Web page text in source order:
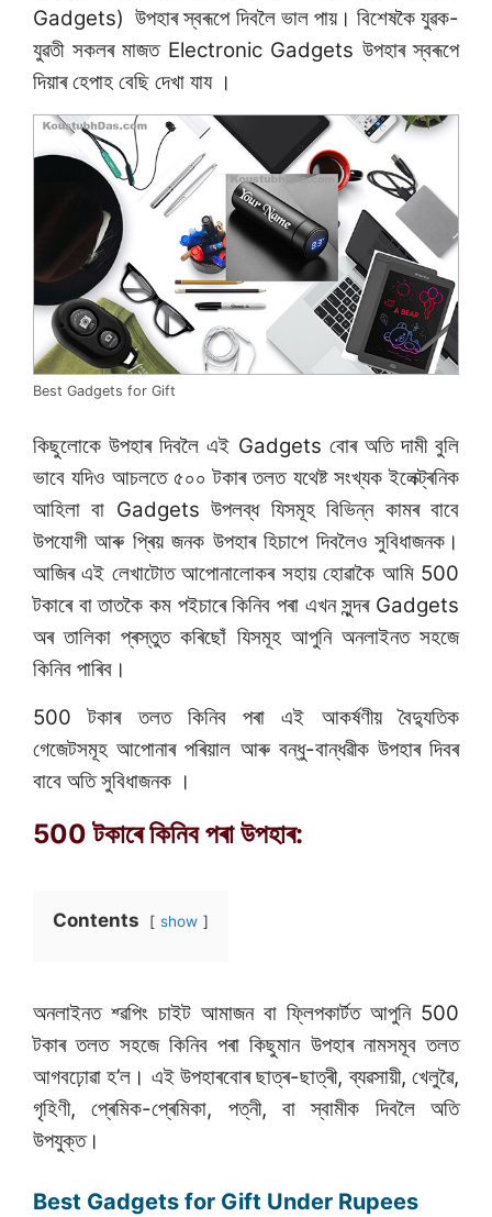
Gadgets) উপহাৰ স্বৰূপে দিবলৈ ভাল পায়। বিশেষকৈ যুৱক-
যুৱতী সকলৰ মাজত Electronic Gadgets উপহাৰ স্বৰূপে
দিয়াৰ হেপাহ বেছি দেখা যায ।
Best Gadgets for Gift
কিছুলোকে উপহাৰ দিবলৈ এই Gadgets বোৰ অতি দামী বুলি
ভাবে যদিও আচলতে ৫০০ টকাৰ তলত যথেষ্ট সংখ্যক ইলেক্ট্ৰনিক
আহিলা বা Gadgets উপলব্ধ যিসমূহ বিভিন্ন কামৰ বাবে
উপযোগী আৰু প্ৰিয় জনক উপহাৰ হিচাপে দিবলৈও সুবিধাজনক।
আজিৰ এই লেখাটোত আপোনালোকৰ সহায় হোৱাকৈ আমি 500
টকাৰে বা তাতকৈ কম পইচাৰে কিনিব পৰা এখন সুন্দৰ Gadgets
অৰ তালিকা প্ৰস্তুত কৰিছোঁ যিসমূহ আপুনি অনলাইনত সহজে
কিনিব পাৰিব।
500 টকাৰ তলত কিনিব পৰা এই আকৰ্ষণীয় বৈদ্যুতিক
গেজেটসমূহ আপোনাৰ পৰিয়াল আৰু বন্ধু-বান্ধৱীক উপহাৰ দিবৰ
বাবে অতি সুবিধাজনক ।
500 টকাৰে কিনিব পৰা উপহাৰ:
Contents show
অনলাইনত শ্ৱপিং চাইট আমাজন বা ফ্লিপকাৰ্টত আপুনি 500
টকাৰ তলত সহজে কিনিব পৰা কিছুমান উপহাৰ নামসমূব তলত
আগবঢ়োৱা হ’ল। এই উপহাৰবোৰ ছাত্ৰ-ছাত্ৰী, ব্যৱসায়ী, খেলুৱৈ,
গৃহিণী, প্ৰেমিক-প্ৰেমিকা, পত্নী, বা স্বামীক দিবলৈ অতি
উপযুক্ত।
Best Gadgets for Gift Under Rupees